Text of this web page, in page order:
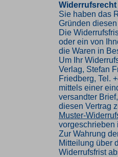
Widerrufsrecht
Sie haben das
Gründen
Die
oder ein von
die Waren in
Um Ihr
Verlag, Stefan
Friedberg, Tel.
mittels einer
versandter
diesen Vertrag
Muster-
vorgeschrieben
Zur Wahrung
Mitteilung über
Widerrufsfrist